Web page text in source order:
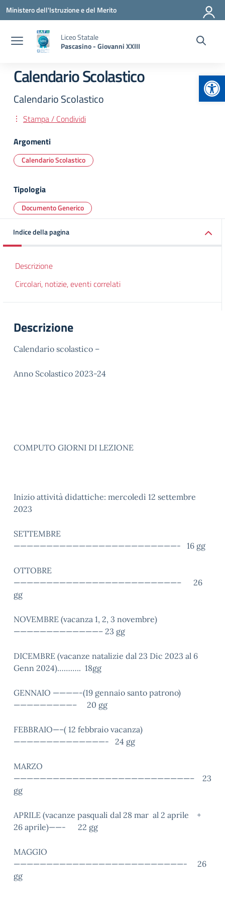
Vai ai contenuti
Vai al menu di navigazione
Vai al footer
Ministero dell'Istruzione e del Merito
Liceo Statale
Pascasino - Giovanni XXIII
Calendario Scolastico
Calendario Scolastico
Stampa / Condividi
Argomenti
Calendario Scolastico
Tipologia
Documento Generico
Indice della pagina
Descrizione
Circolari, notizie, eventi correlati
Descrizione
Calendario scolastico –
Anno Scolastico 2023-24
COMPUTO GIORNI DI LEZIONE
Inizio attività didattiche: mercoledì 12 settembre
2023
SETTEMBRE
—————————————————————————- 16 gg
OTTOBRE
—————————————————————————– 26
gg
NOVEMBRE (vacanza 1, 2, 3 novembre)
—————————————– 23 gg
DICEMBRE (vacanze natalizie dal 23 Dic 2023 al 6
Genn 2024)……….. 18gg
GENNAIO ————-(19 gennaio santo patrono)
—————————– 20 gg
FEBBRAIO—–( 12 febbraio vacanza)
——————————————- 24 gg
MARZO
———————————————————————————– 23
gg
APRILE (vacanze pasquali dal 28 mar al 2 aprile +
26 aprile)——- 22 gg
MAGGIO
——————————————————————————- 26
gg